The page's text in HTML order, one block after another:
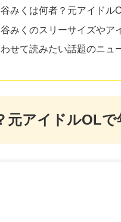
みくは何者？元アイドル
みくのスリーサイズやア
せて読みたい話題のニュ
元アイドルOLで